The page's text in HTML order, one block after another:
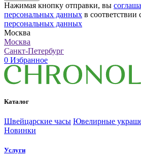
Нажимая кнопку отправки, вы
персональных данных в соответствии
персональных данных
Москва
Москва
Санкт-Петербург
0 Избранное
Каталог
Швейцарские часы Ювелирные
Новинки
Услуги